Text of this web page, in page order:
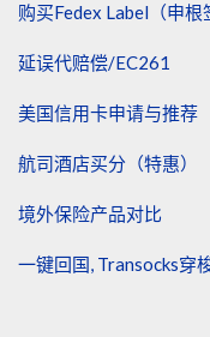
购买Fedex Label（申根
延误代赔偿/EC261
美国信用卡申请与推荐
航司酒店买分（特惠）
境外保险产品对比
一键回国, Transocks穿